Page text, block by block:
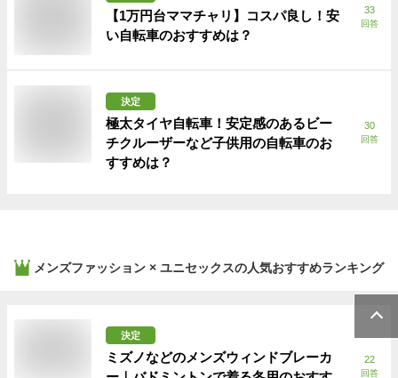
【1万円台ママチャリ】コスパ良し！安
い自転車のおすすめは？
33
回答
決定
極太タイヤ自転車！安定感のあるビー
チクルーザーなど子供用の自転車のお
すすめは？
30
回答
メンズファッション × ユニセックスの人気おすすめランキング
決定
ミズノなどのメンズウィンドブレーカ
22
回答